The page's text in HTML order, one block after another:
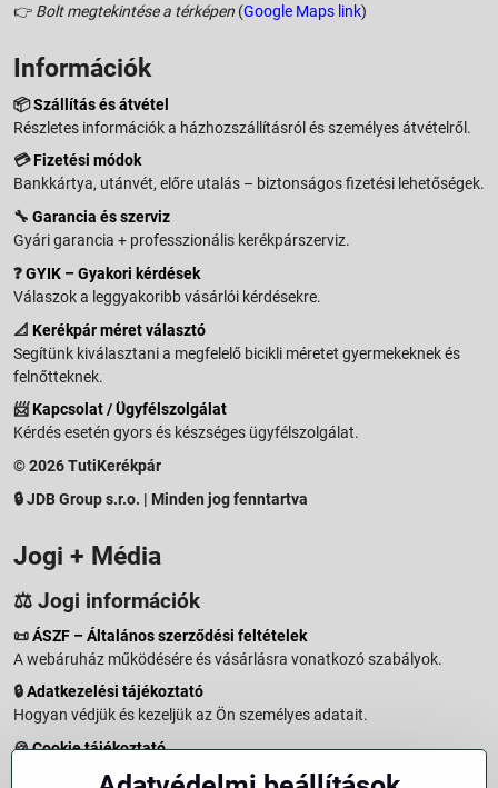
👉 Bolt megtekintése a térképen (Google Maps link)
Információk
📦Szállítás és átvétel
Részletes információk a házhozszállításról és személyes átvételről.
💳Fizetési módok
Bankkártya, utánvét, előre utalás – biztonságos fizetési lehetőségek.
🔧 Garancia és szerviz
Gyári garancia + professzionális kerékpárszerviz.
❓GYIK – Gyakori kérdések
Válaszok a leggyakoribb vásárlói kérdésekre.
📐 Kerékpár méret választó
Segítünk kiválasztani a megfelelő bicikli méretet gyermekeknek és
felnőtteknek.
📨Kapcsolat / Ügyfélszolgálat
Kérdés esetén gyors és készséges ügyfélszolgálat.
© 2026 TutiKerékpár
🔒 JDB Group s.r.o. | Minden jog fenntartva
Jogi + Média
⚖️ Jogi információk
📜ÁSZF – Általános szerződési feltételek
A webáruház működésére és vásárlásra vonatkozó szabályok.
🔒Adatkezelési tájékoztató
Hogyan védjük és kezeljük az Ön személyes adatait.
🍪Cookie tájékoztató
A weboldalon használt sütikről és adatkezelésről.